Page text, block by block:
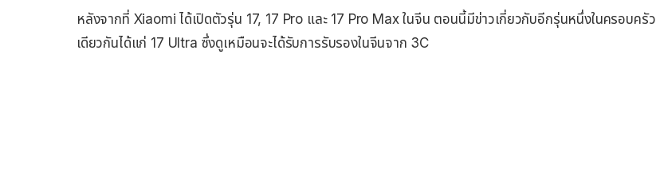
หลังจากที่ Xiaomi ได้เปิดตัวรุ่น 17, 17 Pro และ 17 Pro Max ในจีน ตอนนี้มีข่าวเกี่ยวกับอีกรุ่นหนึ่งในครอบครัว
เดียวกันได้แก่ 17 Ultra ซึ่งดูเหมือนจะได้รับการรับรองในจีนจาก 3C